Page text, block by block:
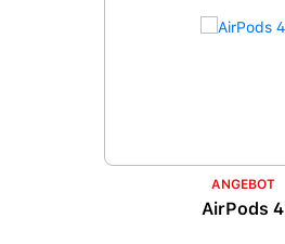
ANGEBOT
AirPods 4